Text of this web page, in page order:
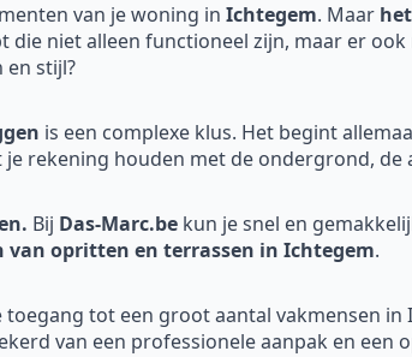
van je woning in Ichtegem. Maar
niet alleen functioneel zijn, maar er
en stijl?
is een complexe klus. Het begint
rekening houden met de ondergrond,
Bij Das-Marc.be kun je snel en
van opritten en terrassen in Ichtegem.
tot een groot aantal vakmensen
van een professionele aanpak en